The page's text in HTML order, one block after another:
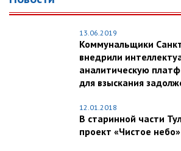
13.06.2019
Коммунальщики
внедрили
аналитическую
для взыскания
12.01.2018
В старинной части
проект «Чистое небо»